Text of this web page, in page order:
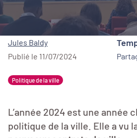
Jules Baldy
Publié le 11/07/2024
Politique de la ville
L’année 2024 est une année
politique de la ville. Elle a vu